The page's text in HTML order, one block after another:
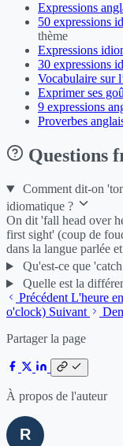
Expressions
50 expressions
thème
Expressions
30 expressions
Vocabulaire sur
Exprimer ses
9 expressions
Proverbes
Questions
Comment dit-on
idiomatique ?
On dit 'fall head over
first sight' (coup de
dans la langue parlée
Qu'est-ce que
Quelle est la
Précédent L'heure
o'clock) Suivant
Partager la page
À propos de l'auteur